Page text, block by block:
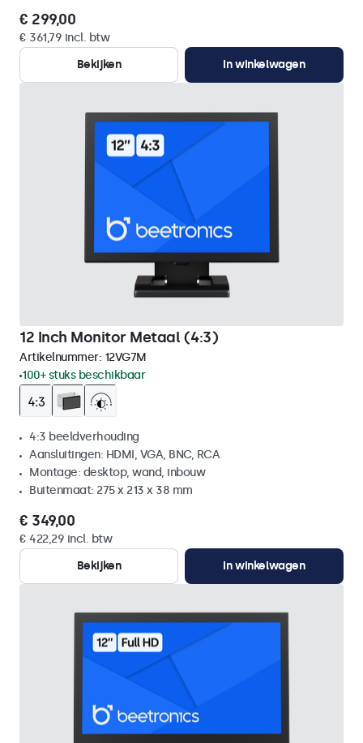
€ 299,00
€ 361,79 incl. btw
Bekijken
In winkelwagen
12 Inch Monitor Metaal (4:3)
Artikelnummer: 12VG7M
100+ stuks beschikbaar
4:3 beeldverhouding
Aansluitingen: HDMI, VGA, BNC, RCA
Montage: desktop, wand, inbouw
Buitenmaat: 275 x 213 x 38 mm
€ 349,00
€ 422,29 incl. btw
Bekijken
In winkelwagen